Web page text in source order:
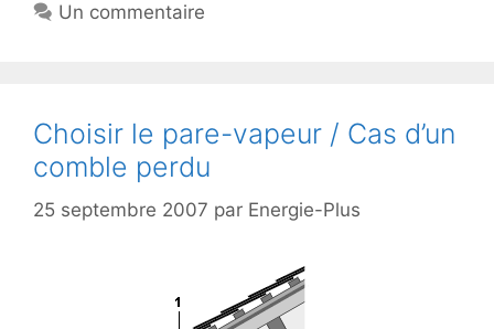
Un commentaire
Choisir le pare-vapeur / Cas d’un
comble perdu
25 septembre 2007 par Energie-Plus